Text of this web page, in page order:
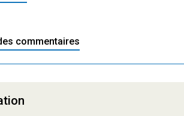
commentaires